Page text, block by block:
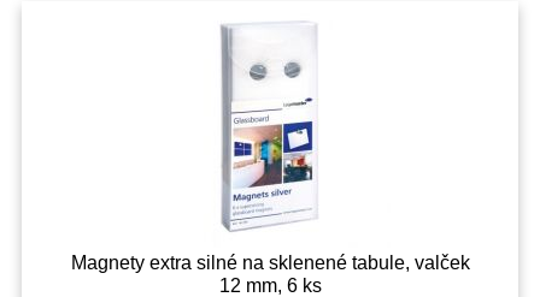
Magnety extra silné na sklenené tabule, valček
12 mm, 6 ks